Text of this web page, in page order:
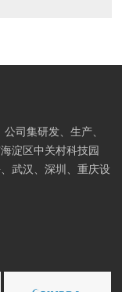
淀区中关村科技园
武汉、深圳、重庆设